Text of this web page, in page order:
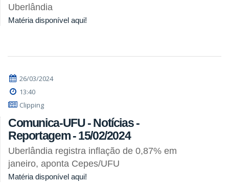
Uberlândia
Matéria disponível aqui!
26/03/2024
13:40
Clipping
Comunica-UFU - Notícias -
Reportagem - 15/02/2024
Uberlândia registra inflação de 0,87% em
janeiro, aponta Cepes/UFU
Matéria disponível aqui!